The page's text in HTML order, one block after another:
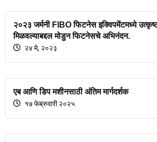
२०२३ जर्मनी FIBO फिटनेस इक्विपमेंटमध्ये
मिळवल्याबद्दल मोडुन फिटनेसचे अभिनंदन.
२४ मे, २०२३
एब आणि डिप मशीनसाठी अंतिम मार्गदर्शक
१७ फेब्रुवारी २०२५